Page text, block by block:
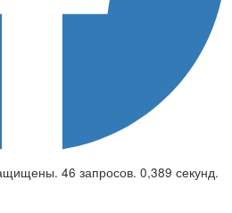
46 запросов. 0,389 секунд.